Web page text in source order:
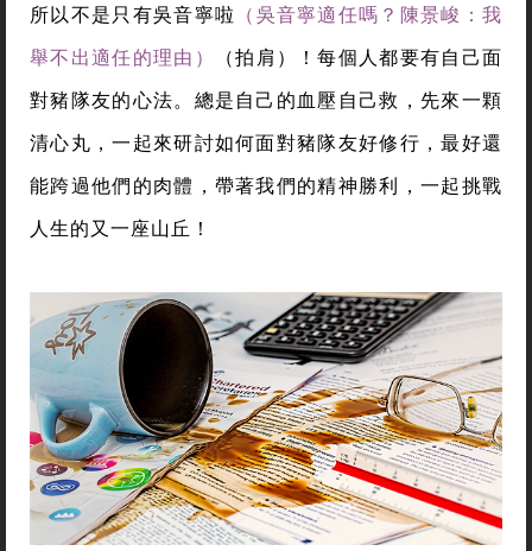
所以不是只有吳音寧啦 （吳音寧適任嗎？陳景峻：我
舉不出適任的理由）
（拍肩）！每個人都要有自己面
對豬隊友的心法。總是自己的血壓自己救，先來一顆
清心丸，一起來研討如何面對豬隊友好修行，最好還
能跨過他們的肉體，帶著我們的精神勝利，一起挑戰
人生的又一座山丘！